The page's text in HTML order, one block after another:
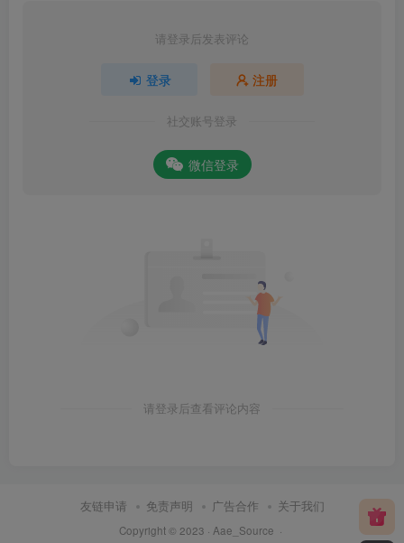
请登录后发表评论
登录 注册
社交账号登录
微信登录
请登录后查看评论内容
友链申请 免责声明 广告合作 关于我们
Copyright © 2023 · Aae_Source ·